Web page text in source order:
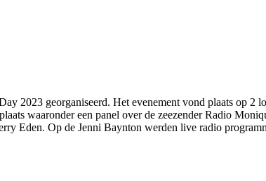
2023 georganiseerd. Het evenement vond plaats op 2
waaronder een panel over de zeezender Radio
Eden. Op de Jenni Baynton werden live radio